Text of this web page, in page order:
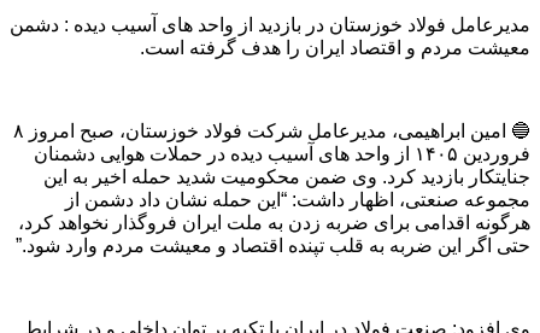
مدیرعامل فولاد خوزستان در بازدید از واحد های آسیب دیده : دشمن
معیشت مردم و اقتصاد ایران را هدف گرفته است.
🔵 امین ابراهیمی، مدیرعامل شرکت فولاد خوزستان، صبح امروز ۸
فروردین ۱۴۰۵ از واحد های آسیب دیده در حملات هوایی دشمنان
جنایتکار بازدید کرد. وی ضمن محکومیت شدید حمله اخیر به این
مجموعه صنعتی، اظهار داشت: “این حمله نشان داد دشمن از
هرگونه اقدامی برای ضربه زدن به ملت ایران فروگذار نخواهد کرد،
حتی اگر این ضربه به قلب تپنده اقتصاد و معیشت مردم وارد شود.”
وی افزود: صنعت فولاد در ایران با تکیه بر توان داخلی و در شرایط